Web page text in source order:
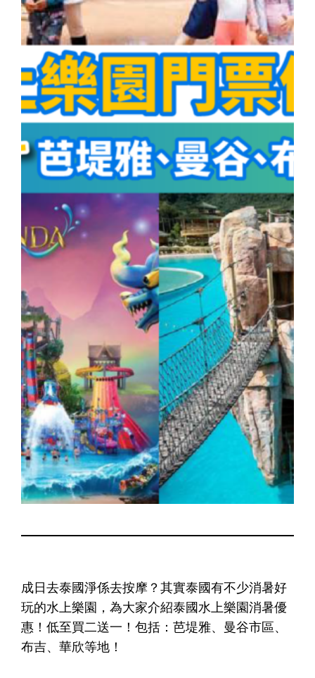
成日去泰國淨係去按摩？其實泰國有不少消暑好
玩的水上樂園，為大家介紹泰國水上樂園消暑優
惠！低至買二送一！包括：芭堤雅、曼谷市區、
布吉、華欣等地！